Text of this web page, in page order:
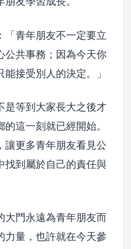
「青年朋友不一定要立
公共事務；因為今天你
接受別人的決定。」
是等到大家長大之後才
這一刻就已經開始。
讓更多青年朋友看見公
找到屬於自己的責任與
大門永遠為青年朋友而
力量，也許就在今天參